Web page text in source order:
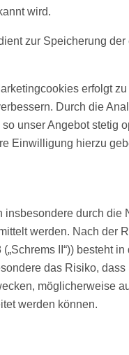
wird.
zur Speicherung
erfolgt
Durch die
unser Angebot stetig
Einwilligung hierzu
durch die
werden. Nach der
II“)) besteht
das Risiko,
möglicherweise
werden können.